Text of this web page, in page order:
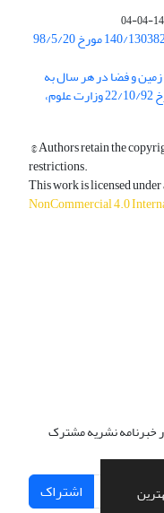
فیزیک زمین و فضا در هر سال به
زبان انگلیسی در جلسه کار گروه علوم پایه مورخ 22/10/92 وزارت علوم،
© Authors retain the
restrictions.
This work is licensed under
NonCommercial 4.0
خبرنامه نشریه مشترک
اشتراک